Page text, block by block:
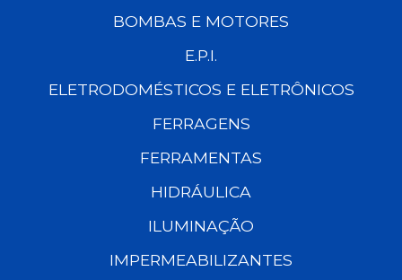
BOMBAS E MOTORES
E.P.I.
ELETRODOMÉSTICOS E ELETRÔNICOS
FERRAGENS
FERRAMENTAS
HIDRÁULICA
ILUMINAÇÃO
IMPERMEABILIZANTES